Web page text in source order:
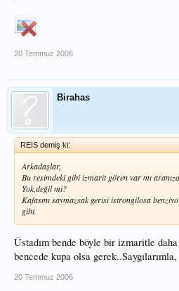
20 Temmuz 2006
Birahas
REİS demiş ki:
Arkadaşlar,
Bu resimdeki gibi izmarit gören var mı
Yok,değil mi?
Kafasını saymazsak gerisi istrongilosa
gibi.
Üstadım bende böyle bir izmaritle
bencede kupa olsa gerek..Saygılarımla,
20 Temmuz 2006